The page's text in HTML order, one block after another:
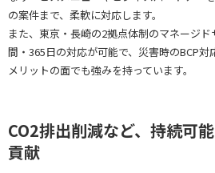
の案件まで、柔軟に対応します。
また、東京・長崎の2拠点体制のマネージ
間・365日の対応が可能で、災害時のBCP
メリットの面でも強みを持っています。
CO2排出削減など、持続可
貢献